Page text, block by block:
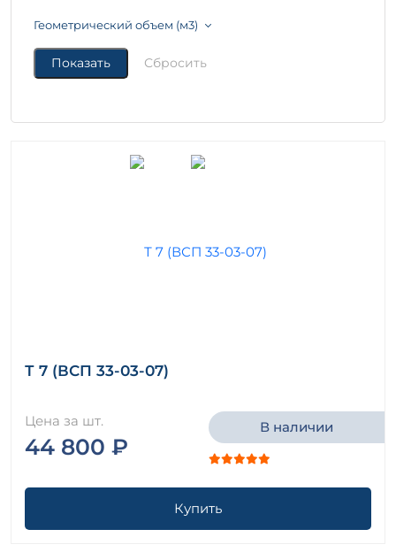
Геометрический объем (м3)
Т 7 (ВСП 33-03-07)
Цена за шт.
44 800 ₽
В наличии
Купить